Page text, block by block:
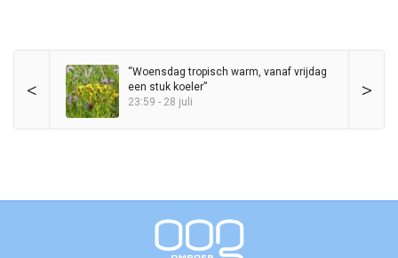
< >
“Woensdag tropisch warm, vanaf vrijdag
een stuk koeler”
23:59 - 28 juli